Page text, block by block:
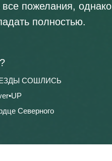
пожелания,
полностью.
СОШЛИСЬ
Северного